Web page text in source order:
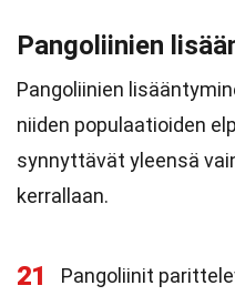
Pangoliinien
Pangoliinien
niiden populaatioiden
synnyttävät yleensä
kerrallaan.
21 Pangoliinit